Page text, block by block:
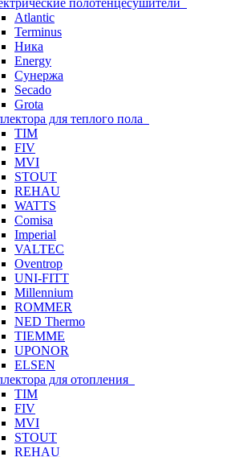
полотенцесушители
Atlantic
Terminus
Ника
Energy
Сунержа
Secado
Grota
для теплого пола
TIM
FIV
MVI
STOUT
REHAU
WATTS
Comisa
Imperial
VALTEC
Oventrop
UNI-FITT
Millennium
ROMMER
NED Thermo
TIEMME
UPONOR
ELSEN
для отопления
TIM
FIV
MVI
STOUT
REHAU